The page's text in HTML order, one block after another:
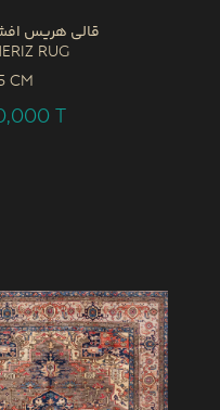
قالی هریس
Rug
CM
T